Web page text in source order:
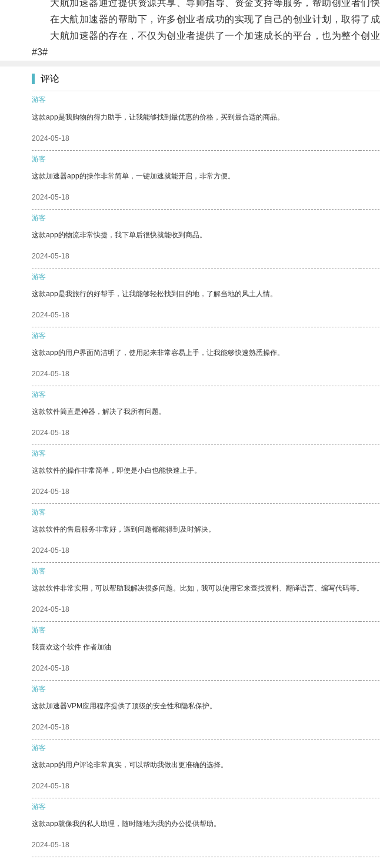
大航加速器通过提供资源共享、导师指导、资金支持等服务，帮助创业者们快
在大航加速器的帮助下，许多创业者成功的实现了自己的创业计划，取得了成
大航加速器的存在，不仅为创业者提供了一个加速成长的平台，也为整个创业
#3#
评论
游客
这款app是我购物的得力助手，让我能够找到最优惠的价格，买到最合适的商品。
2024-05-18
游客
这款加速器app的操作非常简单，一键加速就能开启，非常方便。
2024-05-18
游客
这款app的物流非常快捷，我下单后很快就能收到商品。
2024-05-18
游客
这款app是我旅行的好帮手，让我能够轻松找到目的地，了解当地的风土人情。
2024-05-18
游客
这款app的用户界面简洁明了，使用起来非常容易上手，让我能够快速熟悉操作。
2024-05-18
游客
这款软件简直是神器，解决了我所有问题。
2024-05-18
游客
这款软件的操作非常简单，即使是小白也能快速上手。
2024-05-18
游客
这款软件的售后服务非常好，遇到问题都能得到及时解决。
2024-05-18
游客
这款软件非常实用，可以帮助我解决很多问题。比如，我可以使用它来查找资料、翻译语言、编写代码等。
2024-05-18
游客
我喜欢这个软件 作者加油
2024-05-18
游客
这款加速器VPM应用程序提供了顶级的安全性和隐私保护。
2024-05-18
游客
这款app的用户评论非常真实，可以帮助我做出更准确的选择。
2024-05-18
游客
这款app就像我的私人助理，随时随地为我的办公提供帮助。
2024-05-18